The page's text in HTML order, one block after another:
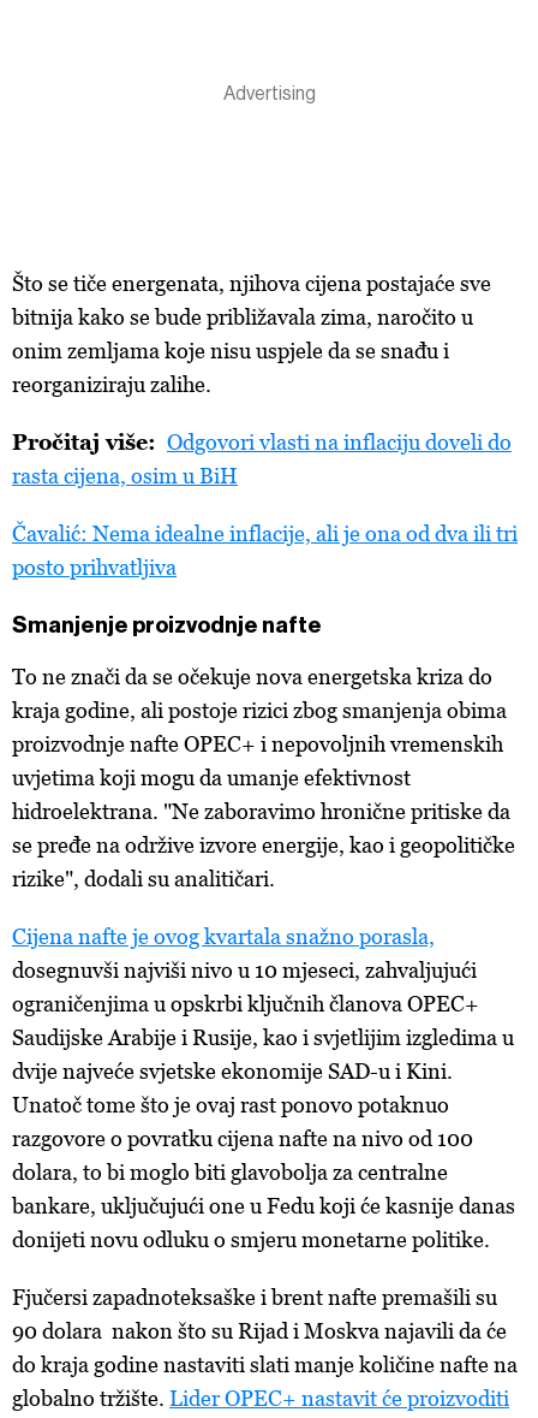
Što se tiče energenata, njihova cijena postajaće sve
bitnija kako se bude približavala zima, naročito u
onim zemljama koje nisu uspjele da se snađu i
reorganiziraju zalihe.
Pročitaj više: Odgovori vlasti na inflaciju doveli do
rasta cijena, osim u BiH
Čavalić: Nema idealne inflacije, ali je ona od dva ili tri
posto prihvatljiva
Smanjenje proizvodnje nafte
To ne znači da se očekuje nova energetska kriza do
kraja godine, ali postoje rizici zbog smanjenja obima
proizvodnje nafte OPEC+ i nepovoljnih vremenskih
uvjetima koji mogu da umanje efektivnost
hidroelektrana. "Ne zaboravimo hronične pritiske da
se pređe na održive izvore energije, kao i geopolitičke
rizike", dodali su analitičari.
Cijena nafte je ovog kvartala snažno porasla,
dosegnuvši najviši nivo u 10 mjeseci, zahvaljujući
ograničenjima u opskrbi ključnih članova OPEC+
Saudijske Arabije i Rusije, kao i svjetlijim izgledima u
dvije najveće svjetske ekonomije SAD-u i Kini.
Unatoč tome što je ovaj rast ponovo potaknuo
razgovore o povratku cijena nafte na nivo od 100
dolara, to bi moglo biti glavobolja za centralne
bankare, uključujući one u Fedu koji će kasnije danas
donijeti novu odluku o smjeru monetarne politike.
Fjučersi zapadnoteksaške i brent nafte premašili su
90 dolara nakon što su Rijad i Moskva najavili da će
do kraja godine nastaviti slati manje količine nafte na
globalno tržište. Lider OPEC+ nastavit će proizvoditi